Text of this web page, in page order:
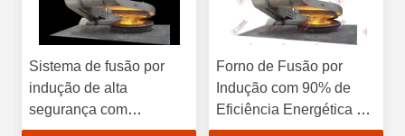
Sistema de fusão por
indução de alta
segurança com
arrefecimento por água e
Forno de Fusão por
Indução com 90% de
Eficiência Energética e
Câmara de Fusão